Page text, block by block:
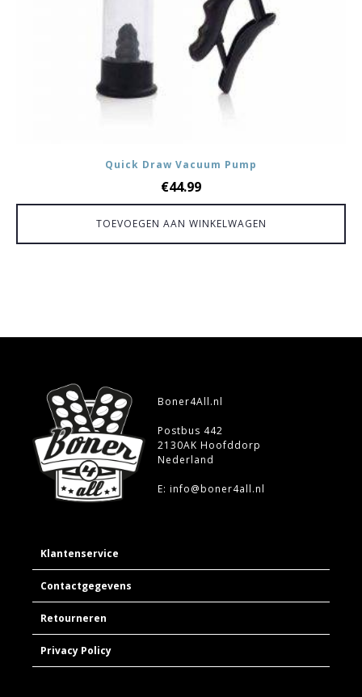
Quick Draw Vacuum Pump
€44.99
TOEVOEGEN AAN WINKELWAGEN
Boner4All.nl
Postbus 442
2130AK Hoofddorp
Nederland
E: info@boner4all.nl
Klantenservice
Contactgegevens
Retourneren
Privacy Policy